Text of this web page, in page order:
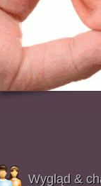
Wygląd &